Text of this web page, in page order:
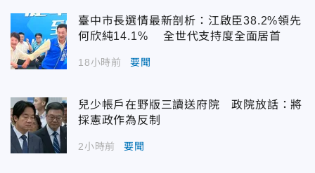
臺中市長選情最新剖析：江啟臣38.2%領先
何欣純14.1% 全世代支持度全面居首
18小時前 要聞
兒少帳戶在野版三讀送府院 政院放話：將
採憲政作為反制
2小時前 要聞